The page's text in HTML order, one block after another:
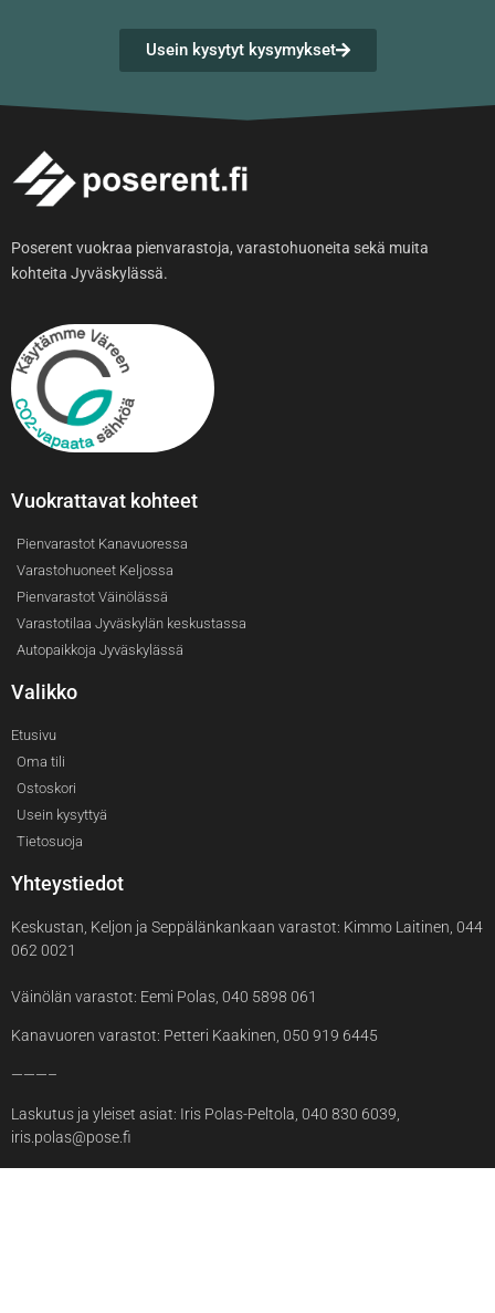
Usein kysytyt kysymykset
Poserent vuokraa pienvarastoja, varastohuoneita sekä muita
kohteita Jyväskylässä.
Vuokrattavat kohteet
Pienvarastot Kanavuoressa
Varastohuoneet Keljossa
Pienvarastot Väinölässä
Varastotilaa Jyväskylän keskustassa
Autopaikkoja Jyväskylässä
Valikko
Etusivu
Oma tili
Ostoskori
Usein kysyttyä
Tietosuoja
Yhteystiedot
Keskustan, Keljon ja Seppälänkankaan varastot: Kimmo Laitinen, 044
062 0021
Väinölän varastot: Eemi Polas, 040 5898 061
Kanavuoren varastot: Petteri Kaakinen, 050 919 6445
———–
Laskutus ja yleiset asiat: Iris Polas-Peltola, 040 830 6039,
iris.polas@pose.fi